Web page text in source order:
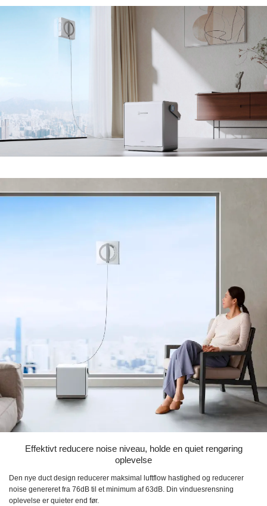
Effektivt reducere noise niveau, holde en quiet rengøring
oplevelse
Den nye duct design reducerer maksimal luftflow hastighed og reducerer
noise genereret fra 76dB til et minimum af 63dB. Din vinduesrensning
oplevelse er quieter end før.